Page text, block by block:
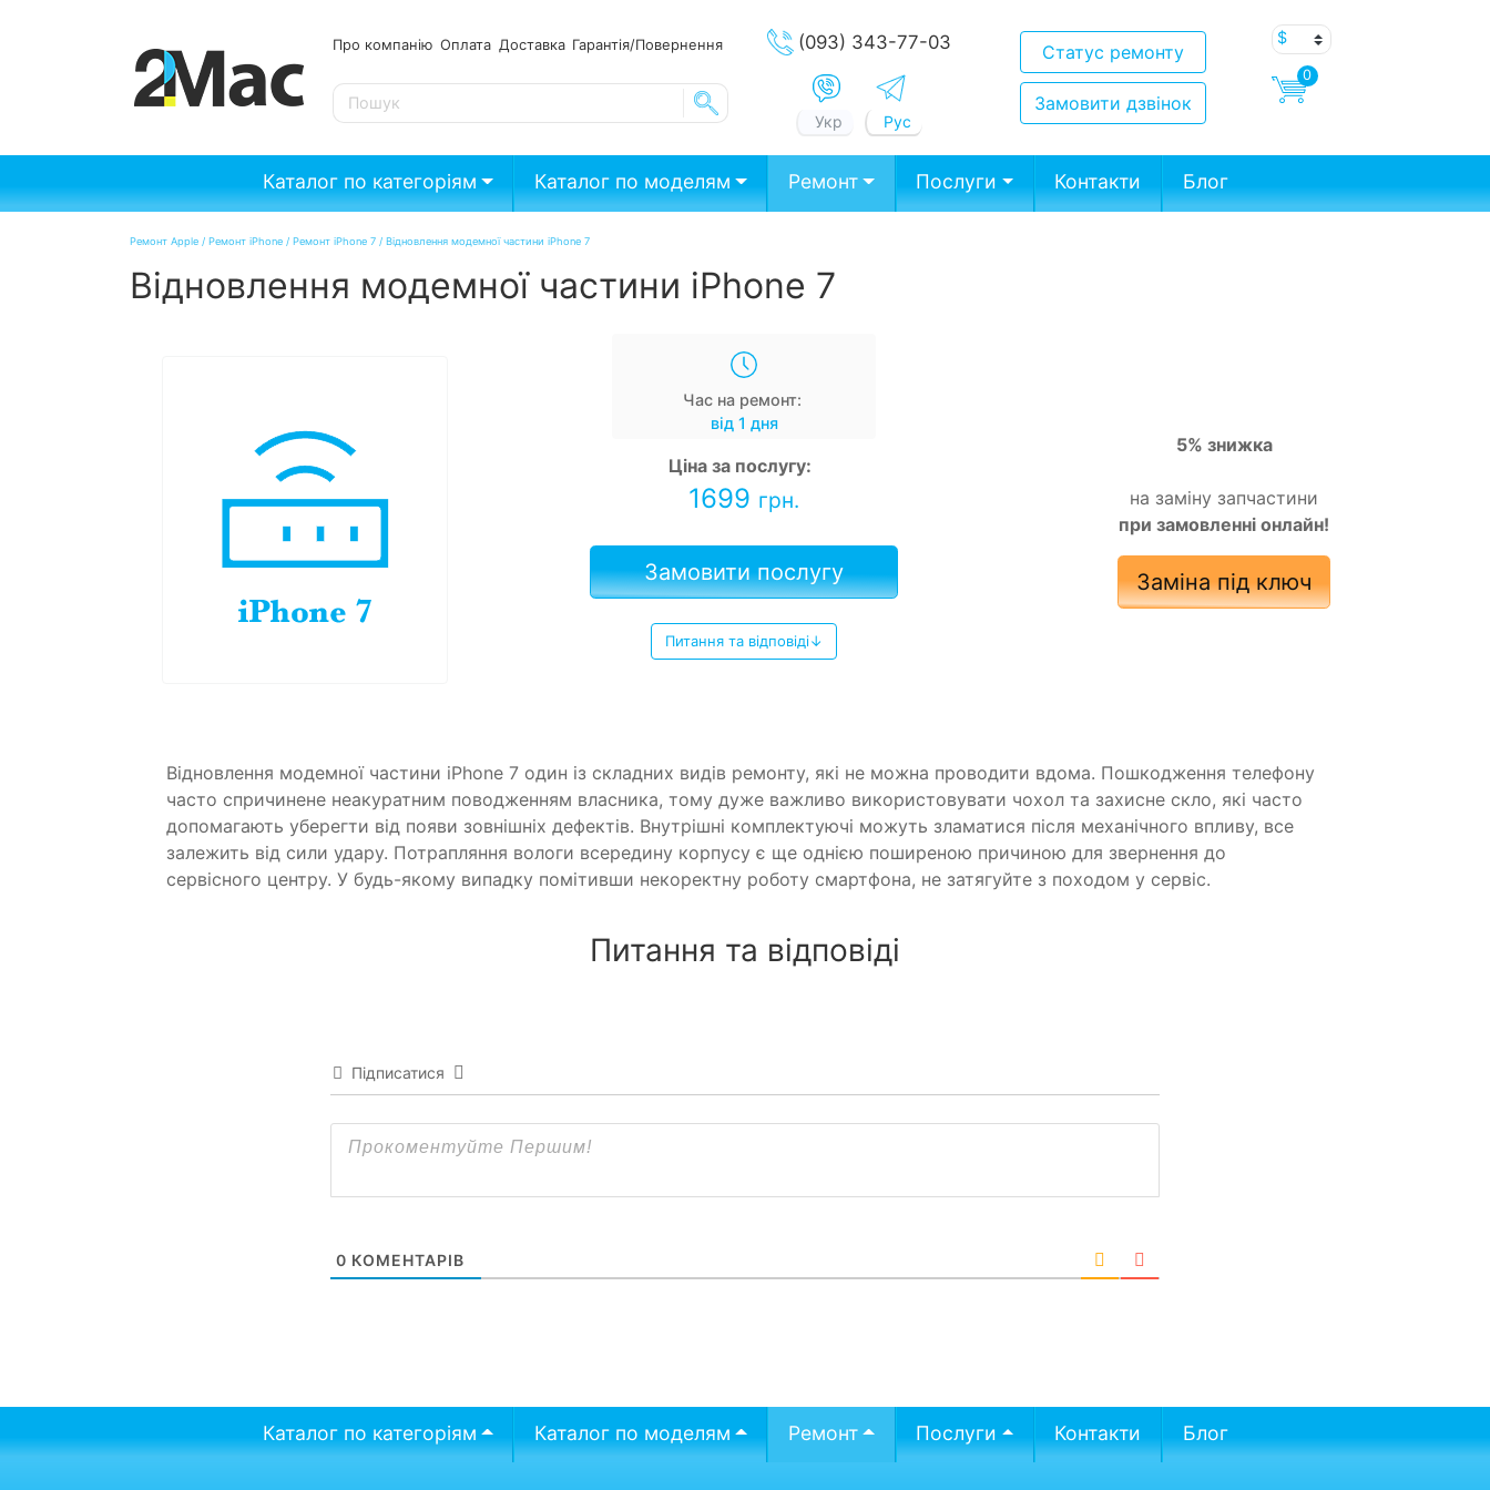
Про компанію Оплата Доставка Гарантія/Повернення
SE
(093) 343-77-03
Укр Рус
Статус ремонту
Замовити дзвінок
0
Каталог по категоріям Каталог по моделям Ремонт Послуги Контакти Блог
Ремонт Apple / Ремонт iPhone / Ремонт iPhone 7 / Відновлення модемної частини iPhone 7
Відновлення модемної частини iPhone 7
Час на ремонт:
від 1 дня
Ціна за послугу:
1699 грн.
Замовити послугу
Питання та відповіді↓
5% знижка
на заміну запчастини
при замовленні онлайн!
Заміна під ключ
Відновлення модемної частини iPhone 7 один із складних видів ремонту, які не можна проводити вдома. Пошкодження телефону
часто спричинене неакуратним поводженням власника, тому дуже важливо використовувати чохол та захисне скло, які часто
допомагають уберегти від появи зовнішніх дефектів. Внутрішні комплектуючі можуть зламатися після механічного впливу, все
залежить від сили удару. Потрапляння вологи всередину корпусу є ще однією поширеною причиною для звернення до
сервісного центру. У будь-якому випадку помітивши некоректну роботу смартфона, не затягуйте з походом у сервіс.
Питання та відповіді
Підписатися
0 КОМЕНТАРІВ
Каталог по категоріям Каталог по моделям Ремонт Послуги Контакти Блог